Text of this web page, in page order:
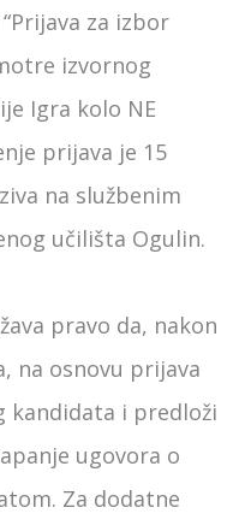
za izbor
izvornog
Igra kolo NE
prijava je 15
na službenim
učilišta Ogulin.
pravo da, nakon
na osnovu prijava
kandidata i predloži
ugovora o
Za dodatne